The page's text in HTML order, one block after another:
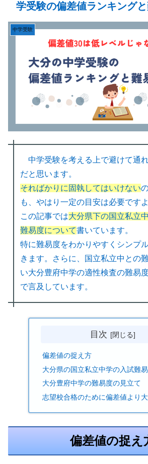
学受験の偏差値ランキング
中学受験
中学受験を考える上で避けて通
だと思います。
そればかりに固執してはいけない
も、やはり一定の目安は必要ですよ
この記事では大分県下の国立私立
難易度について書いています。
特に難易度をわかりやすくシンプ
きます。さらに、国立私立中との
い大分豊府中学の適性検査の難易
で言及しています。
目次
偏差値の捉え方
大分県の国立私立中学の入試難
大分豊府中学の難易度の見立て
志望校合格のために偏差値より
偏差値の捉え